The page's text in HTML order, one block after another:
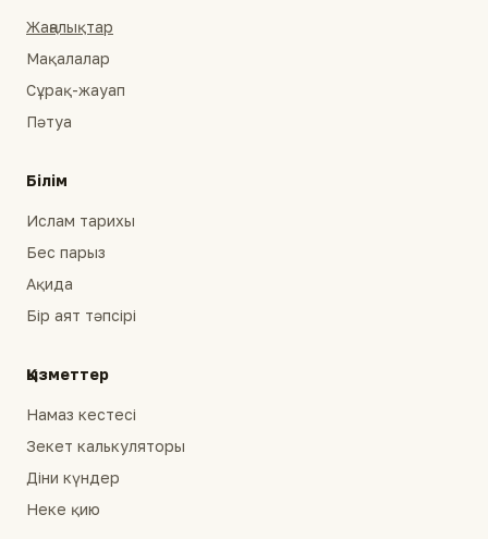
Жаңалықтар
Мақалалар
Сұрақ-жауап
Пәтуа
Білім
Ислам тарихы
Бес парыз
Ақида
Бір аят тәпсірі
Қызметтер
Намаз кестесі
Зекет калькуляторы
Діни күндер
Неке қию